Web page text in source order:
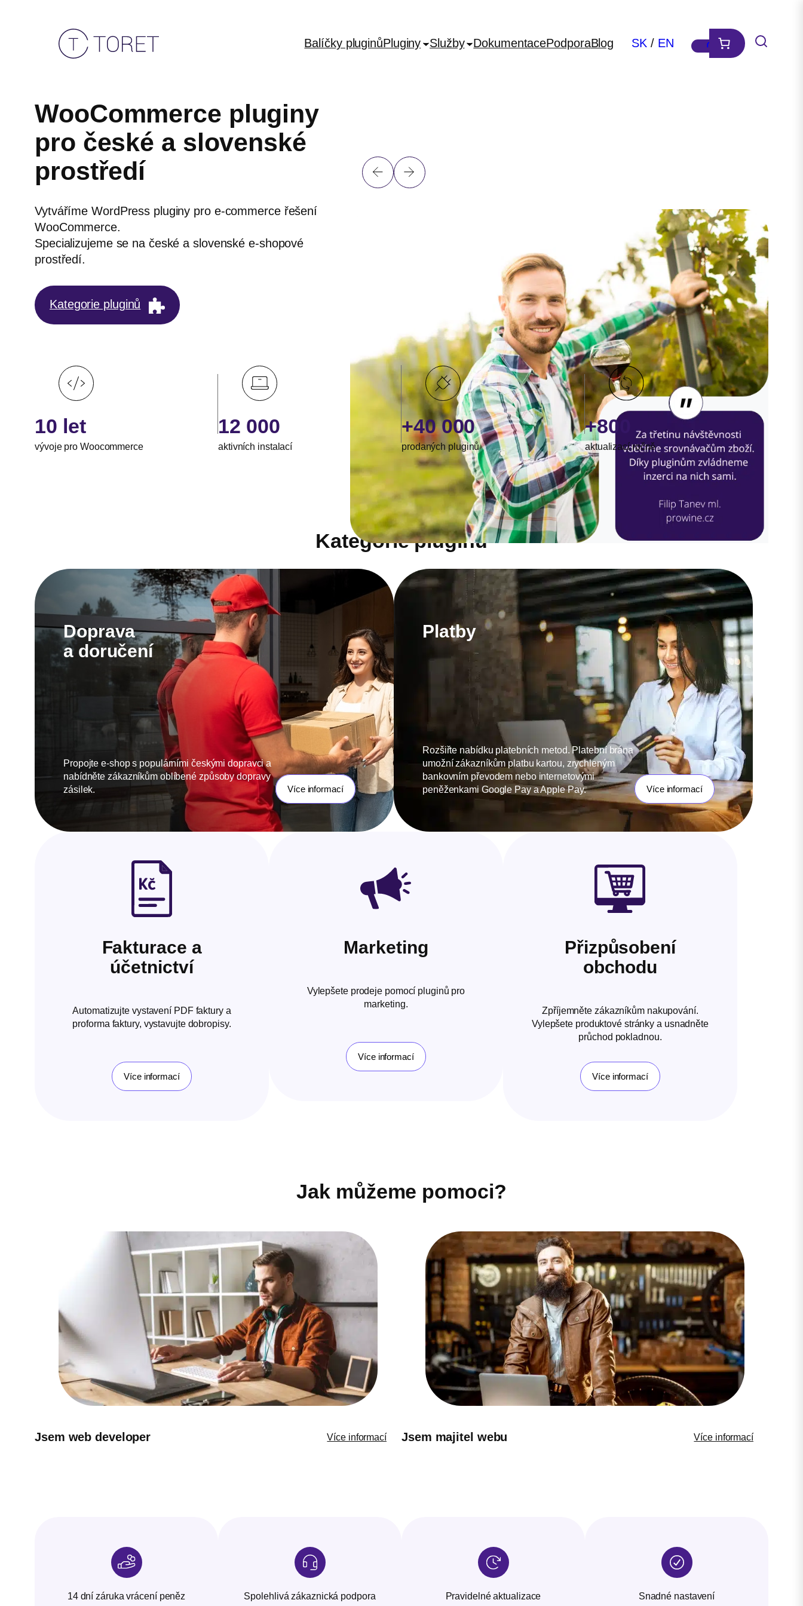
Balíčky pluginůPluginy Služby DokumentacePodporaBlog SK / EN
WooCommerce pluginy
pro české a slovenské
prostředí
Vytváříme WordPress pluginy pro e-commerce řešení
WooCommerce.
Specializujeme se na české a slovenské e-shopové
prostředí.
Kategorie pluginů
10 let
vývoje pro Woocommerce
12 000
aktivních instalací
+40 000
prodaných pluginů
+800
aktualizací ročně
Kategorie pluginů
Doprava
a doručení
Propojte e-shop s populárními českými dopravci a
nabídněte zákazníkům oblíbené způsoby dopravy
zásilek.
Více informací
Platby
Rozšiřte nabídku platebních metod. Platební brána
umožní zákazníkům platbu kartou, zrychleným
bankovním převodem nebo internetovými
peněženkami Google Pay a Apple Pay.
Více informací
Fakturace a
účetnictví
Automatizujte vystavení PDF faktury a
proforma faktury, vystavujte dobropisy.
Více informací
Marketing
Vylepšete prodeje pomocí pluginů pro
marketing.
Více informací
Přizpůsobení
obchodu
Zpříjemněte zákazníkům nakupování.
Vylepšete produktové stránky a usnadněte
průchod pokladnou.
Více informací
Jak můžeme pomoci?
Jsem web developer Více informací Jsem majitel webu Více informací
14 dní záruka vrácení peněz Spolehlivá zákaznická podpora Pravidelné aktualizace Snadné nastavení